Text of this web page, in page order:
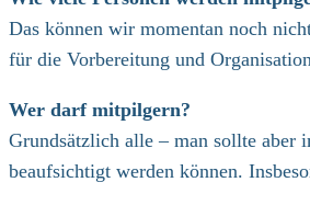
Das können wir momentan noch
für die Vorbereitung und
Wer darf mitpilgern?
Grundsätzlich alle – man sollte aber
beaufsichtigt werden können.